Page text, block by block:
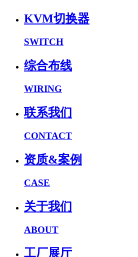
KVM切换器
SWITCH
综合布线
WIRING
联系我们
CONTACT
资质&案例
CASE
关于我们
ABOUT
工厂展厅